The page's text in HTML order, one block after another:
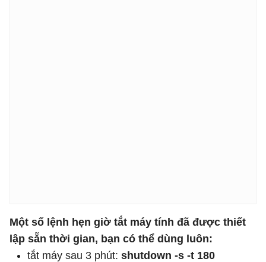
Một số lệnh hẹn giờ tắt máy tính đã được thiết
lập sẵn thời gian, bạn có thể dùng luôn:
tắt máy sau 3 phút: shutdown -s -t 180